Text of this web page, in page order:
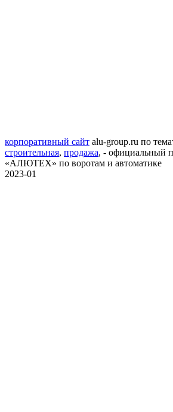
корпоративный сайт alu-group.ru по
строительная, продажа, - официальный
«АЛЮТЕХ» по воротам и автоматике
2023-01